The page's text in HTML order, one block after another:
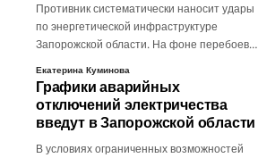
Противник систематически наносит удары
по энергетической инфраструктуре
Запорожской области. На фоне перебоев…
Екатерина Куминова
Графики аварийных
отключений электричества
введут в Запорожской области
В условиях ограниченных возможностей